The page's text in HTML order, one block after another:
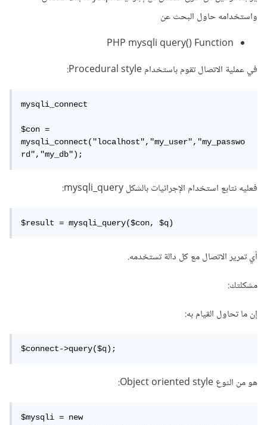
واستخدامه حاول البحث عن
PHP mysqli query() Function
في عملية الاتصال تقوم باستخدام Procedural style:
mysqli_connect
$con =
mysqli_connect("localhost","my_user","my_passwo
rd","my_db");
فعليه نتابع استخدام الإجرائيات بالشكل mysqli_query:
$result = mysqli_query($con, $q)
أي تمرير الاتصال مع كل دالة تستخدمه.
مشكلتك:
إن ما تحاول القيام به:
$connect->query($q);
هو من النوع Object oriented style:
$mysqli = new